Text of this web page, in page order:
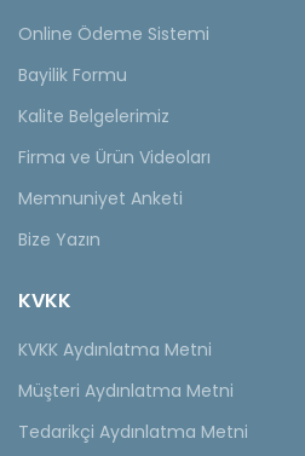
Online Ödeme Sistemi
Bayilik Formu
Kalite Belgelerimiz
Firma ve Ürün Videoları
Memnuniyet Anketi
Bize Yazın
KVKK
KVKK Aydınlatma Metni
Müşteri Aydınlatma Metni
Tedarikçi Aydınlatma Metni